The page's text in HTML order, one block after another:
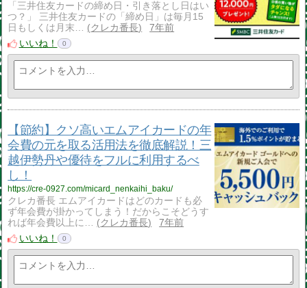
「三井住友カードの締め日・引き落とし日はい
つ？」 三井住友カードの「締め日」は毎月15
日もしくは月末…
クレカ番長
7年前
いいね！
0
【節約】クソ高いエムアイカードの年
会費の元を取る活用法を徹底解説！三
越伊勢丹や優待をフルに利用するべ
し！
https://cre-0927.com/micard_nenkaihi_baku/
クレカ番長 エムアイカードはどのカードも必
ず年会費が掛かってしまう！だからこそどうす
れば年会費以上に…
クレカ番長
7年前
いいね！
0